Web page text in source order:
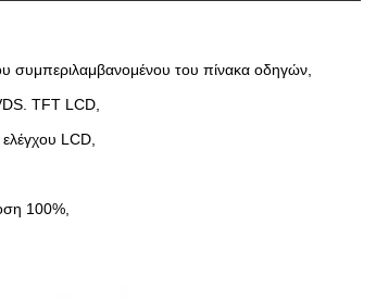
συμπεριλαμβανομένου του πίνακα οδηγών,
TFT LCD,
LCD,
100%,